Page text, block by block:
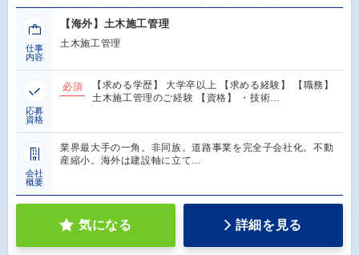
仕事
内容
【海外】土木施工管理
土木施工管理
応募
資格
必須
【求める学歴】 大学卒以上 【求める経験】 【職務】
土木施工管理のご経験 【資格】 ・技術…
会社
概要
業界最大手の一角。非同族。道路事業を完全子会社化。不動
産縮小。海外は建設軸に立て…
気になる 詳細を見る